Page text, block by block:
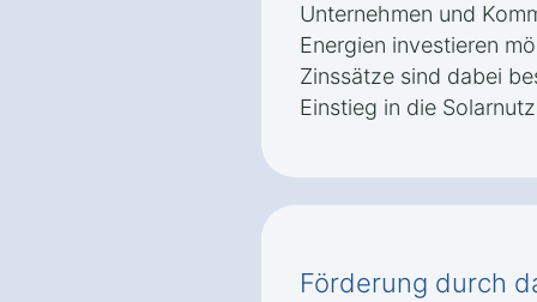
Unternehmen und
Energien investieren
Zinssätze sind dabei
Einstieg in die
Förderung durch